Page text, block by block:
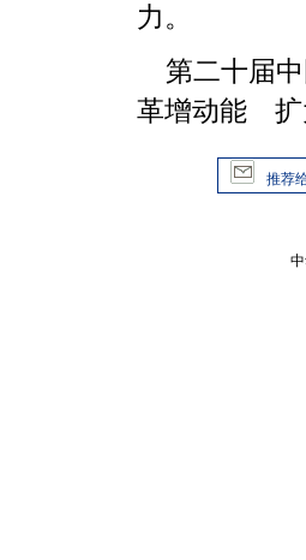
力。
第二十届
革增动能 扩
推荐